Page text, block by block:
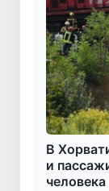
В
и
человека